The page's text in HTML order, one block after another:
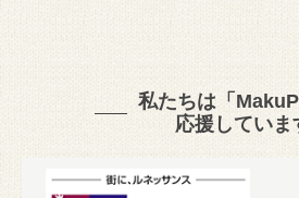
私たちは「
応援していま